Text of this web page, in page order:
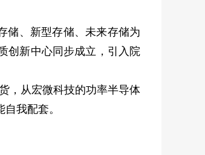
储、新型存储、未来存储为
创新中心同步成立，引入院
，从宏微科技的功率半导体
我配套。